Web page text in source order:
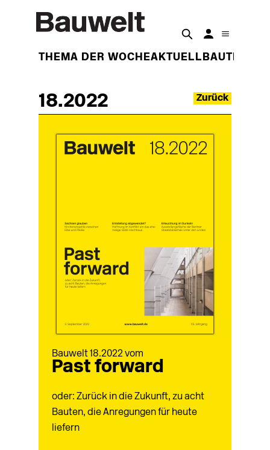
THEMA DER WOCHEAKTUELL BAUTEN
18.2022 Zurück
Bauwelt 18.2022 vom
Past forward
oder: Zurück in die Zukunft, zu acht
Bauten, die Anregungen für heute
liefern